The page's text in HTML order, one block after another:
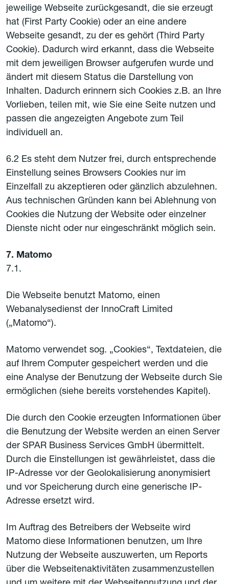
jeweilige Webseite zurückgesandt, die sie erzeugt
hat (First Party Cookie) oder an eine andere
Webseite gesandt, zu der es gehört (Third Party
Cookie). Dadurch wird erkannt, dass die Webseite
mit dem jeweiligen Browser aufgerufen wurde und
ändert mit diesem Status die Darstellung von
Inhalten. Dadurch erinnern sich Cookies z.B. an Ihre
Vorlieben, teilen mit, wie Sie eine Seite nutzen und
passen die angezeigten Angebote zum Teil
individuell an.
6.2 Es steht dem Nutzer frei, durch entsprechende
Einstellung seines Browsers Cookies nur im
Einzelfall zu akzeptieren oder gänzlich abzulehnen.
Aus technischen Gründen kann bei Ablehnung von
Cookies die Nutzung der Website oder einzelner
Dienste nicht oder nur eingeschränkt möglich sein.
7. Matomo
7.1.
Die Webseite benutzt Matomo, einen
Webanalysedienst der InnoCraft Limited
(„Matomo“).
Matomo verwendet sog. „Cookies“, Textdateien, die
auf Ihrem Computer gespeichert werden und die
eine Analyse der Benutzung der Webseite durch Sie
ermöglichen (siehe bereits vorstehendes Kapitel).
Die durch den Cookie erzeugten Informationen über
die Benutzung der Website werden an einen Server
der SPAR Business Services GmbH übermittelt.
Durch die Einstellungen ist gewährleistet, dass die
IP-Adresse vor der Geolokalisierung anonymisiert
und vor Speicherung durch eine generische IP-
Adresse ersetzt wird.
Im Auftrag des Betreibers der Webseite wird
Matomo diese Informationen benutzen, um Ihre
Nutzung der Webseite auszuwerten, um Reports
über die Webseitenaktivitäten zusammenzustellen